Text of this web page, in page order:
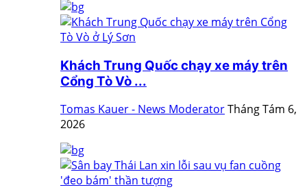
Khách Trung Quốc chạy xe máy trên
Cổng Tò Vò ...
Tomas Kauer - News ModeratorTháng Tám 6,
2026